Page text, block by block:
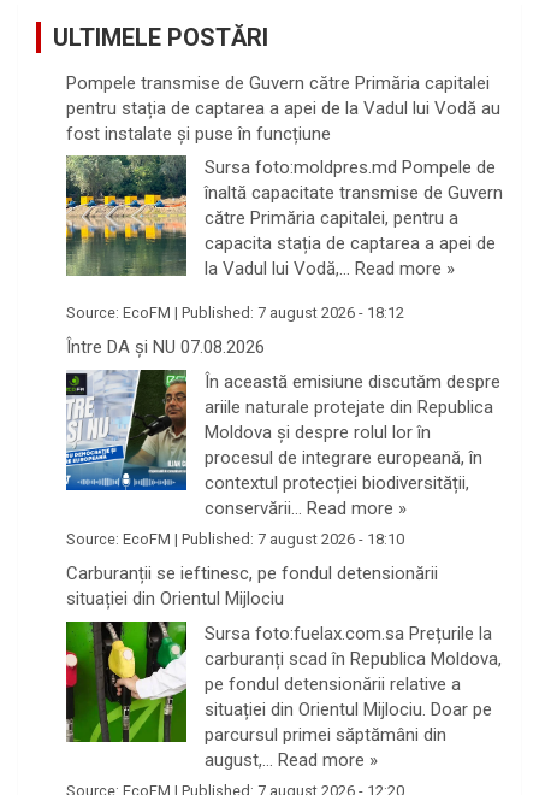
ULTIMELE POSTĂRI
Pompele transmise de Guvern către Primăria capitalei
pentru stația de captarea a apei de la Vadul lui Vodă au
fost instalate și puse în funcțiune
Sursa foto:moldpres.md Pompele de
înaltă capacitate transmise de Guvern
către Primăria capitalei, pentru a
capacita stația de captarea a apei de
la Vadul lui Vodă,… Read more »
Source: EcoFM | Published: 7 august 2026 - 18:12
Între DA și NU 07.08.2026
În această emisiune discutăm despre
ariile naturale protejate din Republica
Moldova și despre rolul lor în
procesul de integrare europeană, în
contextul protecției biodiversității,
conservării… Read more »
Source: EcoFM | Published: 7 august 2026 - 18:10
Carburanții se ieftinesc, pe fondul detensionării
situației din Orientul Mijlociu
Sursa foto:fuelax.com.sa Prețurile la
carburanți scad în Republica Moldova,
pe fondul detensionării relative a
situației din Orientul Mijlociu. Doar pe
parcursul primei săptămâni din
august,… Read more »
Source: EcoFM | Published: 7 august 2026 - 12:20